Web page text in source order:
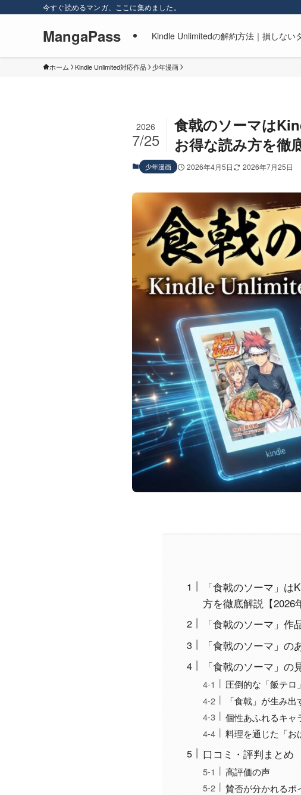
今すぐ読めるマンガ、ここに集めました。
MangaPass Kindle Unlimitedの解約方法｜損しない
ホーム Kindle Unlimited対応作品 少年漫画
食戟のソーマは
お得な読み方を徹
2026
7/25
少年漫画 2026年4月5日 2026年7月25日
「食戟のソーマ」
方を徹底解説【2026
「食戟のソーマ」作
「食戟のソーマ」の
「食戟のソーマ」の
圧倒的な「飯テロ
「食戟」が生み
個性あふれるキャ
料理を通じた「お
口コミ・評判まとめ
高評価の声
賛否が分かれるポ